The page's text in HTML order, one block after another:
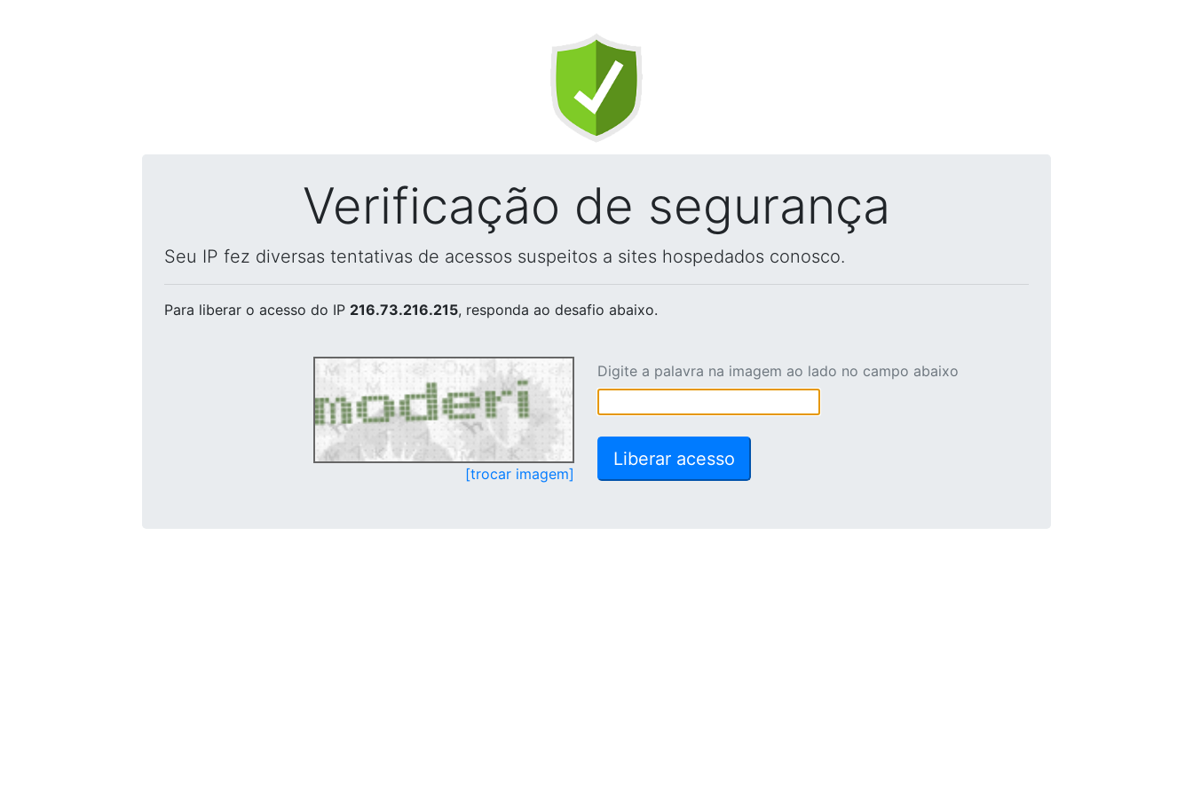
Verificação de segurança
Seu IP fez diversas tentativas de acessos suspeitos a sites hospedados conosco.
Para liberar o acesso do IP 216.73.216.215, responda ao desafio abaixo.
[trocar imagem]
Digite a palavra na imagem ao lado no campo abaixo